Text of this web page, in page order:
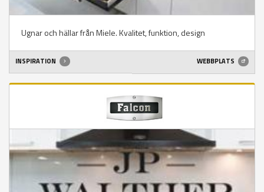
Ugnar och hällar från Miele. Kvalitet, funktion, design
INSPIRATION WEBBPLATS